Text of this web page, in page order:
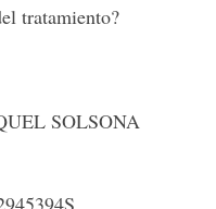
tratamiento?
SOLSONA